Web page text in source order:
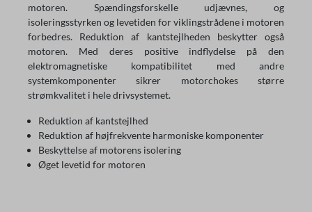
motoren. Spændingsforskelle udjævnes, og
isoleringsstyrken og levetiden for viklingstrådene i motoren
forbedres. Reduktion af kantstejlheden beskytter også
motoren. Med deres positive indflydelse på den
elektromagnetiske kompatibilitet med andre
systemkomponenter sikrer motorchokes større
strømkvalitet i hele drivsystemet.
Reduktion af kantstejlhed
Reduktion af højfrekvente harmoniske komponenter
Beskyttelse af motorens isolering
Øget levetid for motoren